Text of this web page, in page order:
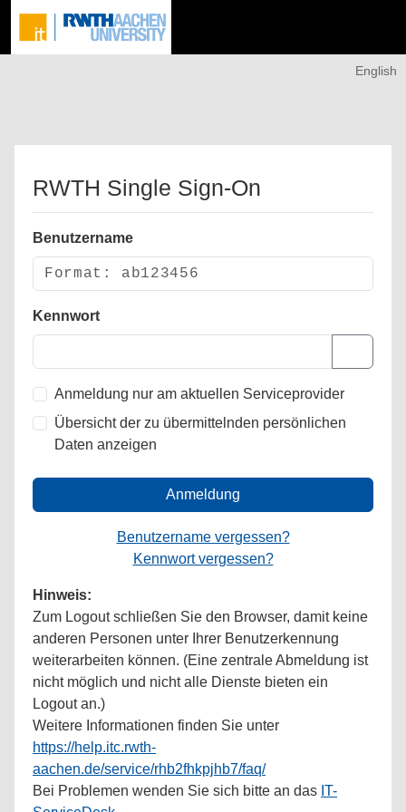
English
RWTH Single Sign-On
Benutzername
Kennwort
Anmeldung nur am aktuellen Serviceprovider
Übersicht der zu übermittelnden persönlichen
Daten anzeigen
Anmeldung
Benutzername vergessen?
Kennwort vergessen?
Hinweis:
Zum Logout schließen Sie den Browser, damit keine
anderen Personen unter Ihrer Benutzerkennung
weiterarbeiten können. (Eine zentrale Abmeldung ist
nicht möglich und nicht alle Dienste bieten ein
Logout an.)
Weitere Informationen finden Sie unter
https://help.itc.rwth-
aachen.de/service/rhb2fhkpjhb7/faq/
Bei Problemen wenden Sie sich bitte an das IT-